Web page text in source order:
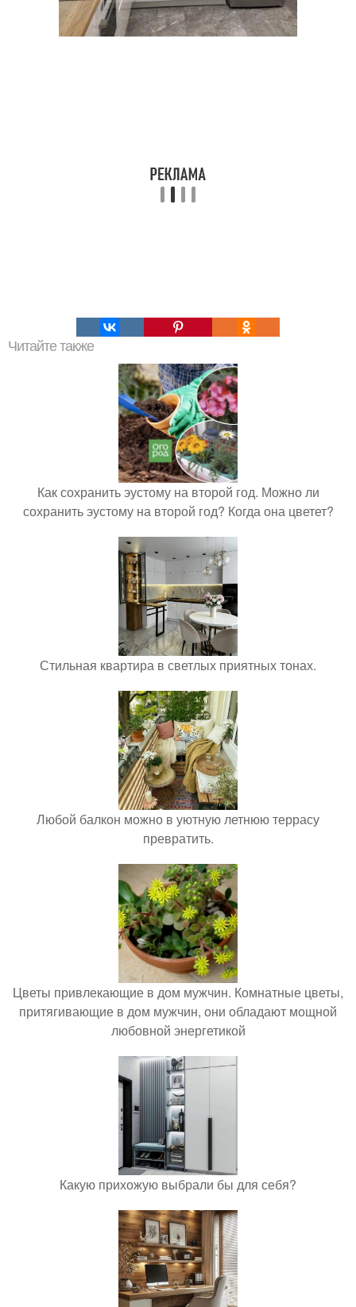
Читайте также
Как сохранить эустому на второй год. Можно ли
сохранить эустому на второй год? Когда она цветет?
Стильная квартира в светлых приятных тонах.
Любой балкон можно в уютную летнюю террасу
превратить.
Цветы привлекающие в дом мужчин. Комнатные цветы,
притягивающие в дом мужчин, они обладают мощной
любовной энергетикой
Какую прихожую выбрали бы для себя?